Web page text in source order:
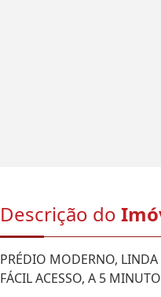
Descrição do
PRÉDIO MODERNO, LINDA
FÁCIL ACESSO, A 5